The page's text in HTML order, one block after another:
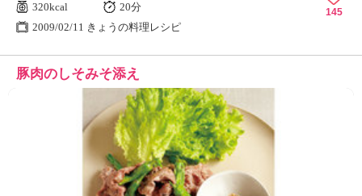
ん
の
ょ
う
の
料
理
」
320kcal
20分
2009/02/11 きょうの料理レシピ
145
豚肉のしそみそ添え